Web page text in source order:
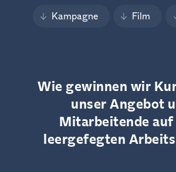
Kampagne Film
Wie gewinnen wir
unser Angebot
Mitarbeitende auf
leergefegten